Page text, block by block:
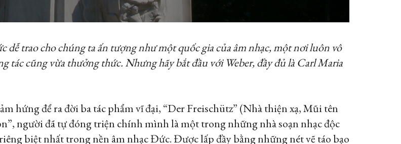
dễ trao cho chúng ta ấn tượng như một quốc gia của âm nhạc, một nơi luôn vô
tác cũng vừa thưởng thức. Nhưng hãy bắt đầu với Weber, đầy đủ là Carl Maria
hứng để ra đời ba tác phẩm vĩ đại, “Der Freischütz” (Nhà thiện xạ, Mũi tên
người đã tự đóng triện chính mình là một trong những nhà soạn nhạc độc
biệt nhất trong nền âm nhạc Đức. Được lấp đầy bằng những nét vẽ táo bạo